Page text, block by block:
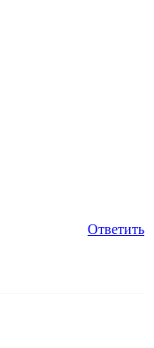
Ответить